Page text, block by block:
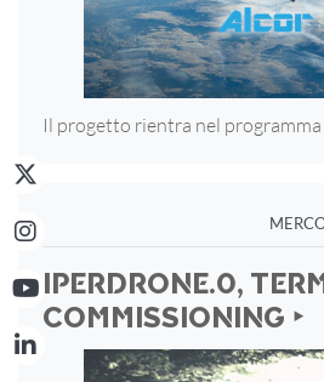
Il progetto rientra nel programma
IPERDRONE.0,
COMMISSIONING ‣